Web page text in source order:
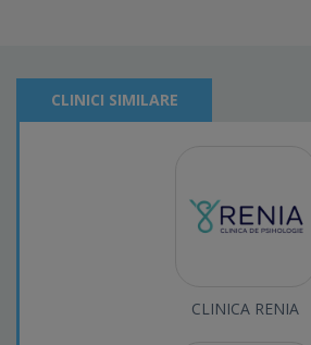
CLINICI SIMILARE
CLINICA RENIA